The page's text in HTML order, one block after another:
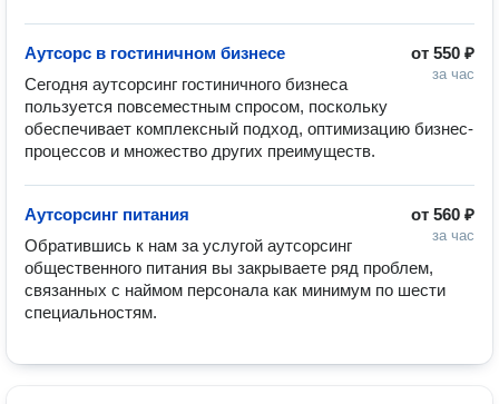
от 550 ₽
за час
Аутсорс в гостиничном бизнесе
Сегодня аутсорсинг гостиничного бизнеса
пользуется повсеместным спросом, поскольку
обеспечивает комплексный подход, оптимизацию бизнес-
процессов и множество других преимуществ.
от 560 ₽
за час
Аутсорсинг питания
Обратившись к нам за услугой аутсорсинг
общественного питания вы закрываете ряд проблем,
связанных с наймом персонала как минимум по шести
специальностям.